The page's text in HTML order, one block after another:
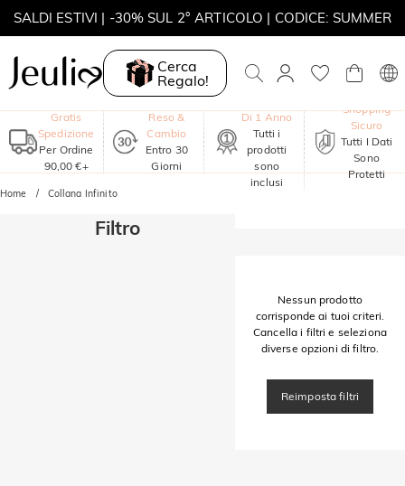
SALDI ESTIVI | -30% SUL 2° ARTICOLO | CODICE: SUMMER
MOVE MY WAY | ACQUISTA 3, COLLANA IN REGALO
Cerca
Regalo!
Gratis
Spedizione
Per Ordine
90,00 €+
Reso &
Cambio
Entro 30
Giorni
Di 1 Anno
Tutti i
prodotti
sono
inclusi
Shopping
Sicuro
Tutti I Dati
Sono
Protetti
Home Collana Infinito
Filtro
Nessun prodotto
corrisponde ai tuoi criteri.
Cancella i filtri e seleziona
diverse opzioni di filtro.
Reimposta filtri